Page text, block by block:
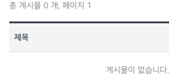
총 게시물 0 개, 페이지 1
제목
게시물이 없습니다.